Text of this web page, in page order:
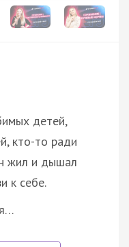
детей,
кто-то ради
жил и дышал
к себе.